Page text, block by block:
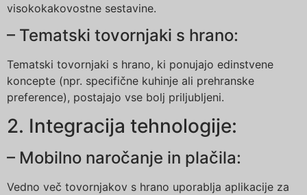
visokokakovostne sestavine.
– Tematski tovornjaki s hrano:
Tematski tovornjaki s hrano, ki ponujajo edinstvene
koncepte (npr. specifične kuhinje ali prehranske
preference), postajajo vse bolj priljubljeni.
2. Integracija tehnologije:
– Mobilno naročanje in plačila:
Vedno več tovornjakov s hrano uporablja aplikacije za